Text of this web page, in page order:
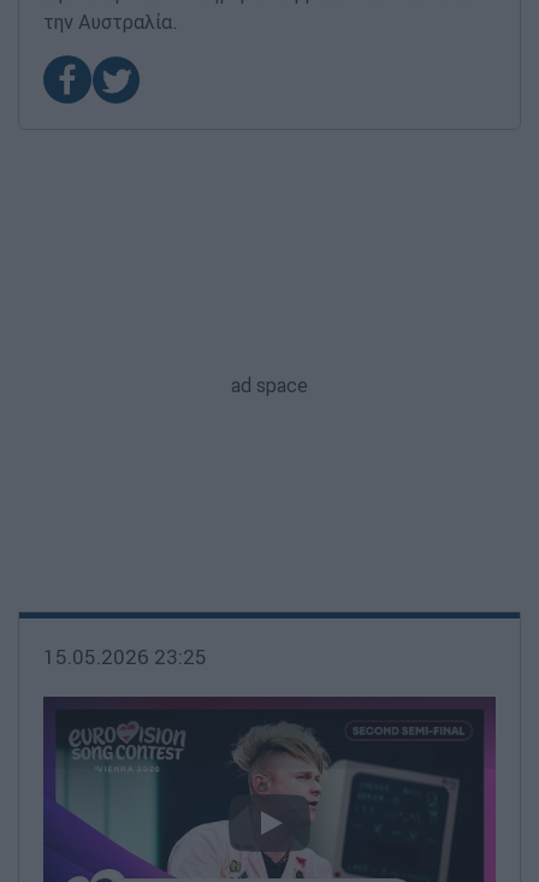
την Αυστραλία.
15.05.2026 23:25
video